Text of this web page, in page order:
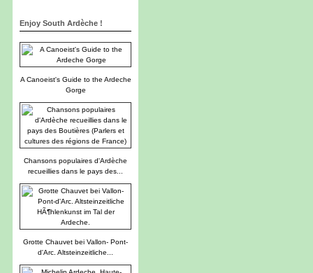
Enjoy South Ardèche !
A Canoeist's Guide to the Ardeche
Gorge
Chansons populaires d'Ardèche
recueillies dans le pays des...
Grotte Chauvet bei Vallon- Pont-
d'Arc. Altsteinzeitliche...